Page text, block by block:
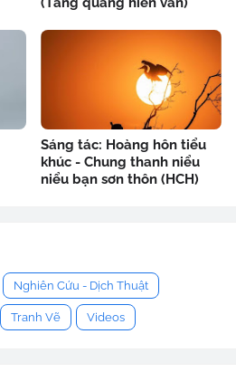
Sáng tác: Hoàng hôn tiểu
khúc - Chung thanh niểu
niểu bạn sơn thôn (HCH)
Nghiên Cứu - Dịch Thuật
Tranh Vẽ Videos